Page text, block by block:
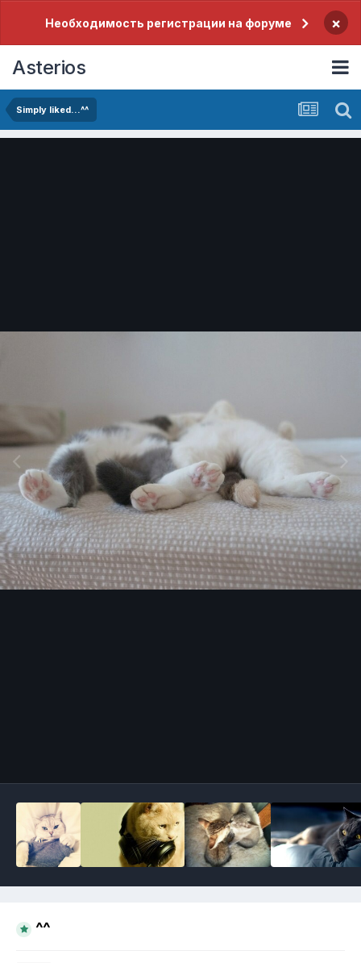
Необходимость регистрации на форуме ×
Asterios
Simply liked...^^
^^